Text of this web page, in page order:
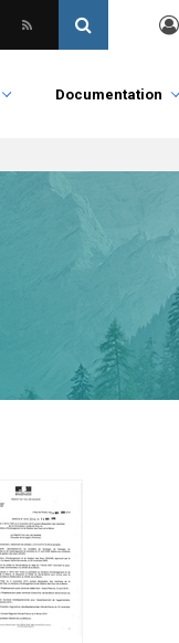
Documentation